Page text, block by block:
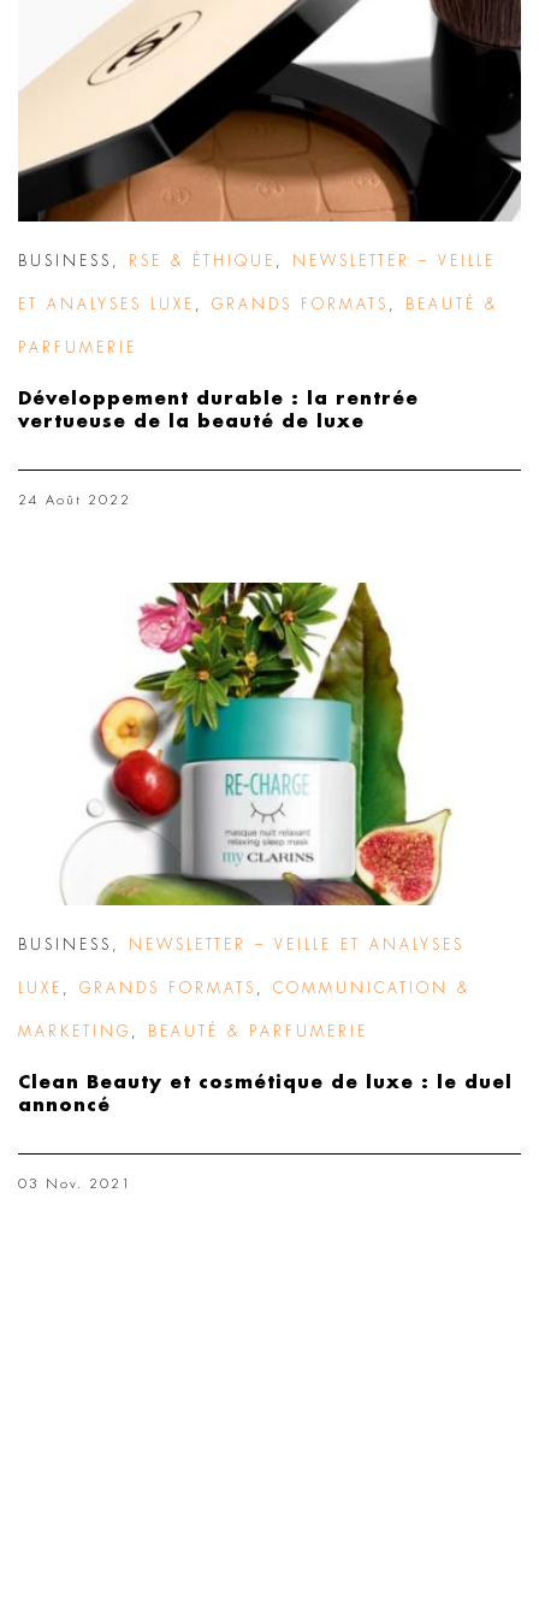
BUSINESS RSE & ÉTHIQUE NEWSLETTER – VEILLE
ET ANALYSES LUXE GRANDS FORMATS BEAUTÉ &
PARFUMERIE
Développement durable : la rentrée
vertueuse de la beauté de luxe
24 Août 2022
BUSINESS NEWSLETTER – VEILLE ET ANALYSES
LUXE GRANDS FORMATS COMMUNICATION &
MARKETING BEAUTÉ & PARFUMERIE
Clean Beauty et cosmétique de luxe : le duel
annoncé
03 Nov. 2021